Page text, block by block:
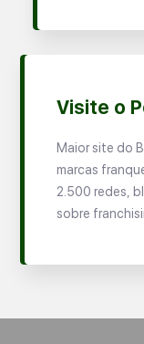
Visite o
Maior site do
marcas
2.500 redes,
sobre